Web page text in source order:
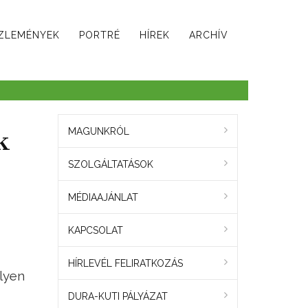
PORTRÉ HÍREK ARCHÍV
MAGUNKRÓL
SZOLGÁLTATÁSOK
MÉDIAAJÁNLAT
KAPCSOLAT
HÍRLEVÉL FELIRATKOZÁS
DURA-KUTI PÁLYÁZAT